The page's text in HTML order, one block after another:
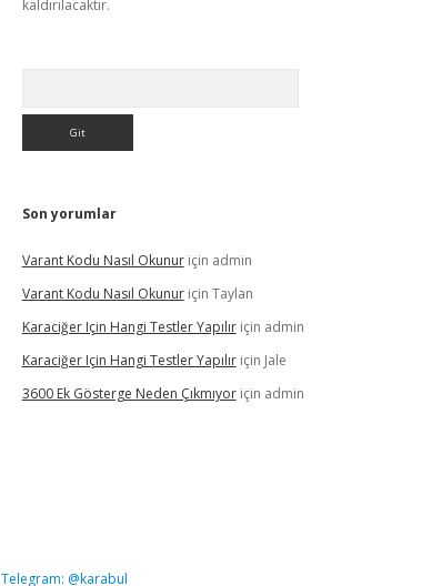
kaldırılacaktır.
Son yorumlar
Varant Kodu Nasıl Okunuriçin admin
Varant Kodu Nasıl Okunuriçin Taylan
Karaciğer Için Hangi Testler Yapılıriçin admin
Karaciğer Için Hangi Testler Yapılıriçin Jale
3600 Ek Gösterge Neden Çıkmıyoriçin admin
Telegram: @karabul